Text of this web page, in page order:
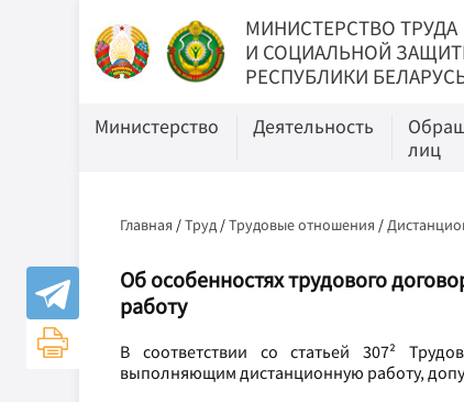
МИНИСТЕРСТВО ТРУДА
И СОЦИАЛЬНОЙ
РЕСПУБЛИКИ
Министерство Деятельность
лиц
Главная /Труд/Трудовые отношения /
Об особенностях трудового
работу
В соответствии со статьей 307²
выполняющим дистанционную работу,